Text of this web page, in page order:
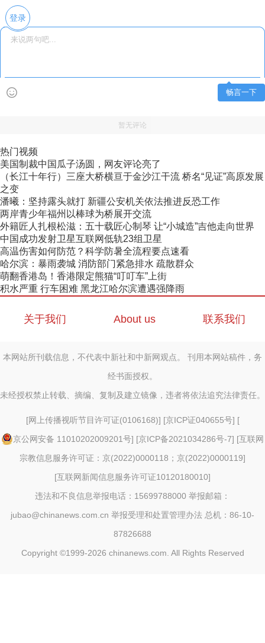
登录
畅言一下
暂无评论
热门视频
美国制裁中国瓜子汤圆，网友评论亮了
（长江十年行）三座大桥横亘于金沙江干流 桥名“见证”高原发展
之变
潘曦：坚持露头就打 新疆公安机关依法推进反恐工作
两岸青少年福州以棒球为桥展开交流
外籍匠人扎根松滋：五十载匠心制琴 让“小城造”吉他走向世界
中国成功发射卫星互联网低轨23组卫星
高温伤害如何防范？科学防暑全流程要点速看
哈尔滨：暴雨袭城 消防部门紧急排水 疏散群众
萌翻香港岛！香港限定熊猫“叮叮车”上街
积水严重 行车困难 黑龙江哈尔滨遭遇强降雨
关于我们 About us 联系我们
本网站所刊载信息，不代表中新社和中新网观点。 刊用本网站稿件，务
经书面授权。
未经授权禁止转载、摘编、复制及建立镜像，违者将依法追究法律责任。
[网上传播视听节目许可证(0106168)] [京ICP证040655号] [
京公网安备 11010202009201号] [京ICP备2021034286号-7] [互联网
宗教信息服务许可证：京(2022)0000118；京(2022)0000119]
[互联网新闻信息服务许可证10120180010]
违法和不良信息举报电话：15699788000 举报邮箱：
jubao@chinanews.com.cn 举报受理和处置管理办法 总机：86-10-
87826688
Copyright ©1999-2026 chinanews.com. All Rights Reserved